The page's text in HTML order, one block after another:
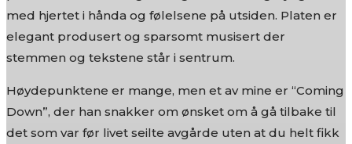
med hjertet i hånda og følelsene på utsiden. Platen er
elegant produsert og sparsomt musisert der
stemmen og tekstene står i sentrum.
Høydepunktene er mange, men et av mine er “Coming
Down”, der han snakker om ønsket om å gå tilbake til
det som var før livet seilte avgårde uten at du helt fikk